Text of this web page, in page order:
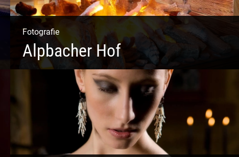
Fotografie
Alpbacher Hof
Liebevolles Design | Moderne Zimmer | Luxuriöser Spa |